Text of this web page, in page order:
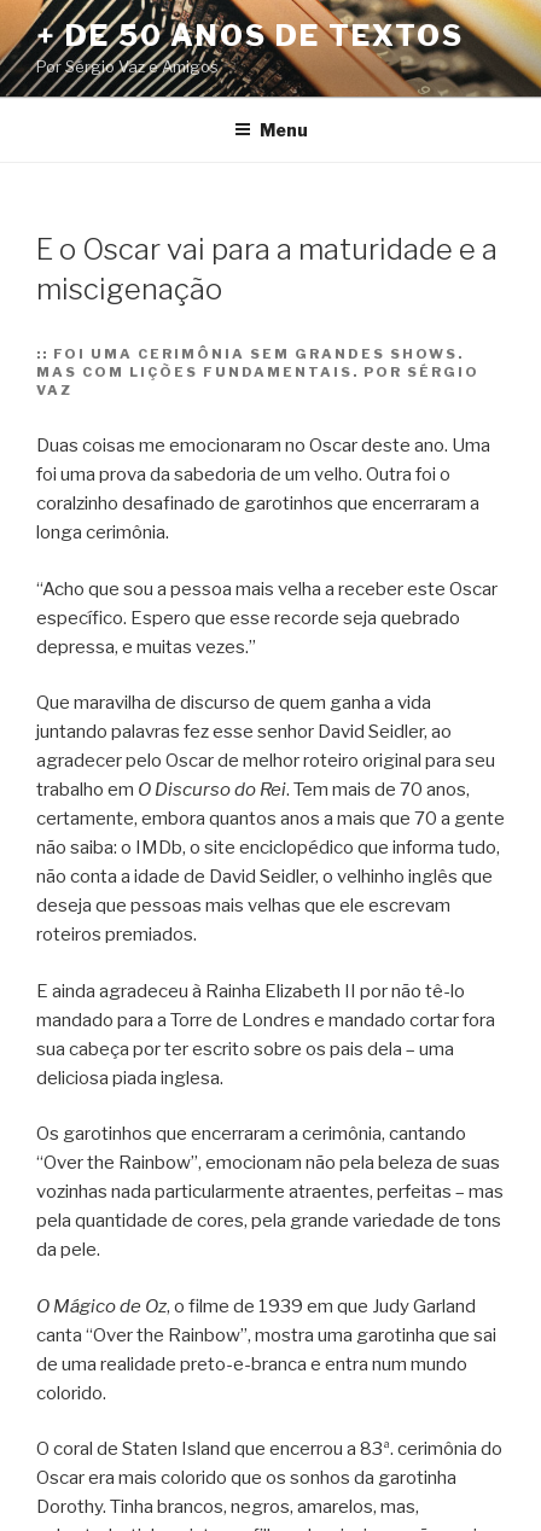
Pular
para
o
conteúdo
+ DE 50 ANOS DE TEXTOS
Por Sérgio Vaz e Amigos
Menu
E o Oscar vai para a maturidade e a
miscigenação
:: FOI UMA CERIMÔNIA SEM GRANDES SHOWS.
MAS COM LIÇÕES FUNDAMENTAIS. POR SÉRGIO
VAZ
Duas coisas me emocionaram no Oscar deste ano. Uma
foi uma prova da sabedoria de um velho. Outra foi o
coralzinho desafinado de garotinhos que encerraram a
longa cerimônia.
“Acho que sou a pessoa mais velha a receber este Oscar
específico. Espero que esse recorde seja quebrado
depressa, e muitas vezes.”
Que maravilha de discurso de quem ganha a vida
juntando palavras fez esse senhor David Seidler, ao
agradecer pelo Oscar de melhor roteiro original para seu
trabalho em O Discurso do Rei. Tem mais de 70 anos,
certamente, embora quantos anos a mais que 70 a gente
não saiba: o IMDb, o site enciclopédico que informa tudo,
não conta a idade de David Seidler, o velhinho inglês que
deseja que pessoas mais velhas que ele escrevam
roteiros premiados.
E ainda agradeceu à Rainha Elizabeth II por não tê-lo
mandado para a Torre de Londres e mandado cortar fora
sua cabeça por ter escrito sobre os pais dela – uma
deliciosa piada inglesa.
Os garotinhos que encerraram a cerimônia, cantando
“Over the Rainbow”, emocionam não pela beleza de suas
vozinhas nada particularmente atraentes, perfeitas – mas
pela quantidade de cores, pela grande variedade de tons
da pele.
O Mágico de Oz, o filme de 1939 em que Judy Garland
canta “Over the Rainbow”, mostra uma garotinha que sai
de uma realidade preto-e-branca e entra num mundo
colorido.
O coral de Staten Island que encerrou a 83ª. cerimônia do
Oscar era mais colorido que os sonhos da garotinha
Dorothy. Tinha brancos, negros, amarelos, mas,